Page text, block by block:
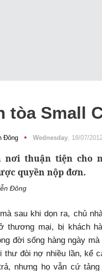
tòa Small
Đông • Wednesday , 18/07/
nơi thuận tiện cho
quyền nộp đơn.
Đông
sau khi dọn ra, chủ
thương mại, bị khách
đời sống hàng ngày
thư đòi nợ nhiều lần, kể
nhưng họ vẫn cứ